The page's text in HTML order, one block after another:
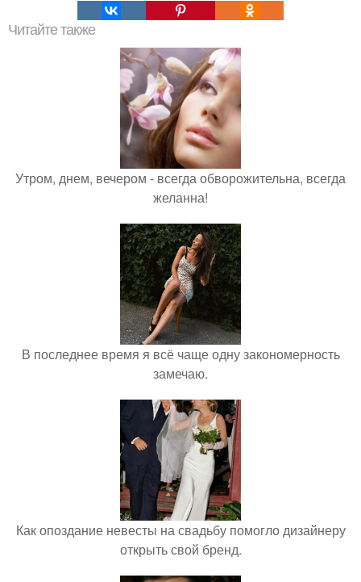
Читайте также
Утром, днем, вечером - всегда обворожительна, всегда
желанна!
В последнее время я всё чаще одну закономерность
замечаю.
Как опоздание невесты на свадьбу помогло дизайнеру
открыть свой бренд.